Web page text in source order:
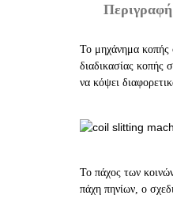
Το μηχάνημα κοπής
διαδικασίας
να κόψει
Το πάχος των
πάχη πηνίων, ο